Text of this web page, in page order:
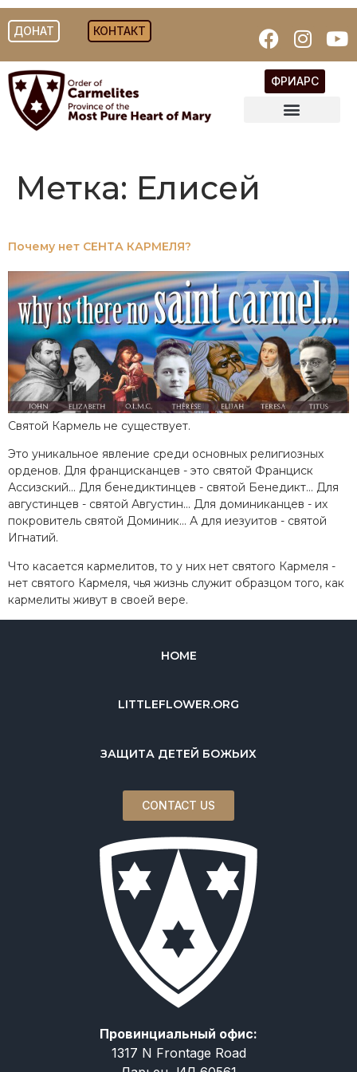
ДОНАТ КОНТАКТ
ФРИАРС
Метка: Елисей
Почему нет СЕНТА КАРМЕЛЯ?
Святой Кармель не существует.
Это уникальное явление среди основных религиозных
орденов. Для францисканцев - это святой Франциск
Ассизский... Для бенедиктинцев - святой Бенедикт... Для
августинцев - святой Августин... Для доминиканцев - их
покровитель святой Доминик... А для иезуитов - святой
Игнатий.
Что касается кармелитов, то у них нет святого Кармеля -
нет святого Кармеля, чья жизнь служит образцом того, как
кармелиты живут в своей вере.
HOME
LITTLEFLOWER.ORG
ЗАЩИТА ДЕТЕЙ БОЖЬИХ
CONTACT US
Провинциальный офис:
1317 N Frontage Road